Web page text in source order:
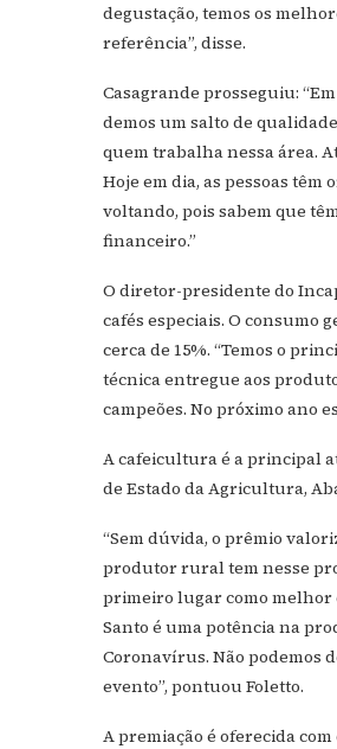
degustação, temos os
referência”, disse.
Casagrande prosseguiu:
demos um salto de
quem trabalha nessa área.
Hoje em dia, as pessoas
voltando, pois sabem que
financeiro.”
O diretor-presidente do
cafés especiais. O consumo
cerca de 15%. “Temos o
técnica entregue aos
campeões. No próximo ano
A cafeicultura é a principal
de Estado da Agricultura,
“Sem dúvida, o prêmio
produtor rural tem nesse
primeiro lugar como melhor
Santo é uma potência na
Coronavírus. Não podemos
evento”, pontuou Foletto.
A premiação é oferecida